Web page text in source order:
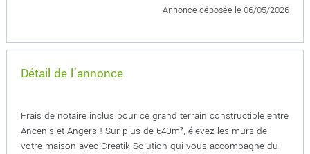
Annonce déposée le 06/05/2026
Détail de l'annonce
Frais de notaire inclus pour ce grand terrain constructible entre
Ancenis et Angers ! Sur plus de 640m², élevez les murs de
votre maison avec Creatik Solution qui vous accompagne du